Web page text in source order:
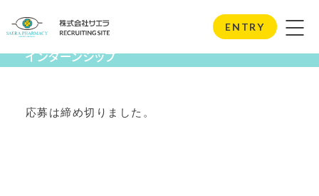
ENTRY
Internship
インターンシップ
応募は締め切りました。